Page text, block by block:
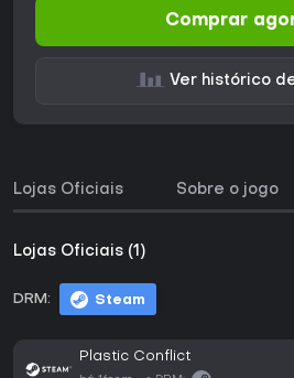
Comprar
Ver histórico
Lojas Oficiais Sobre o jogo
Lojas Oficiais (1)
DRM: Steam
Plastic Conflict